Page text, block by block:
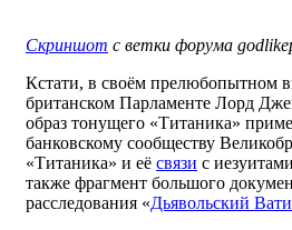
Скриншот с ветки форума
Кстати, в своём прелюбопытном
британском Парламенте Лорд
образ тонущего «Титаника»
банковскому сообществу
«Титаника» и её связи с
также фрагмент большого
расследования «Дьявольский